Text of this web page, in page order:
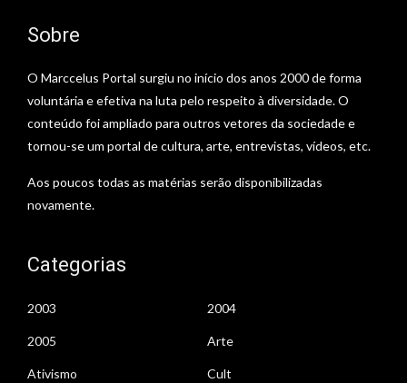
Sobre
O Marccelus Portal surgiu no início dos anos 2000 de forma
voluntária e efetiva na luta pelo respeito à diversidade. O
conteúdo foi ampliado para outros vetores da sociedade e
tornou-se um portal de cultura, arte, entrevistas, vídeos, etc.
Aos poucos todas as matérias serão disponibilizadas
novamente.
Categorias
2003 2004
2005 Arte
Ativismo Cult